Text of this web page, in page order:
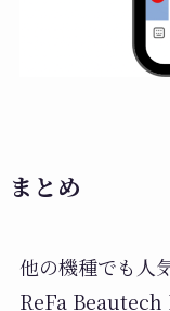
まとめ
他の機種でも人
ReFa Beautech